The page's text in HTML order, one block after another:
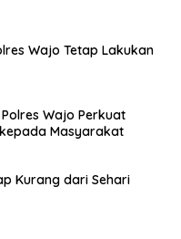
Wajo Tetap Lakukan
Wajo Perkuat
Masyarakat
Kurang dari Sehari